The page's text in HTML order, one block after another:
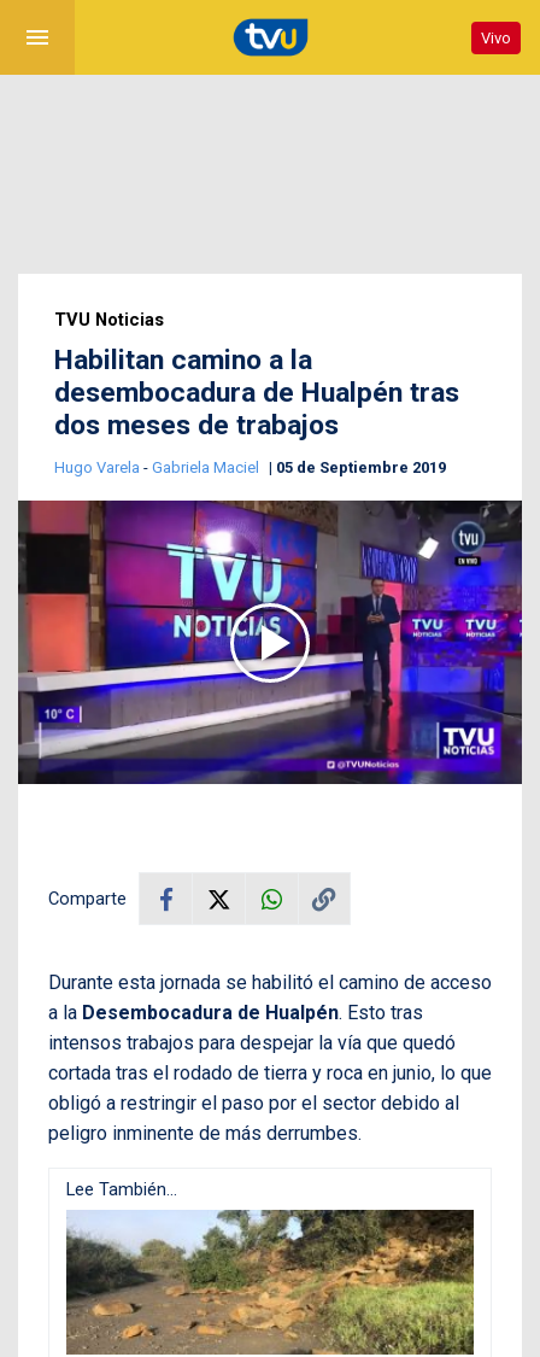
menu Vivo
TVU Noticias
Habilitan camino a la
desembocadura de Hualpén tras
dos meses de trabajos
Hugo Varela - Gabriela Maciel 05 de Septiembre 2019
Comparte
Durante esta jornada se habilitó el camino de acceso
a la Desembocadura de Hualpén. Esto tras
intensos trabajos para despejar la vía que quedó
cortada tras el rodado de tierra y roca en junio, lo que
obligó a restringir el paso por el sector debido al
peligro inminente de más derrumbes.
Lee También...